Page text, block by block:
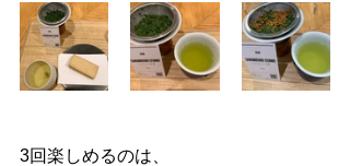
3回楽しめるのは、